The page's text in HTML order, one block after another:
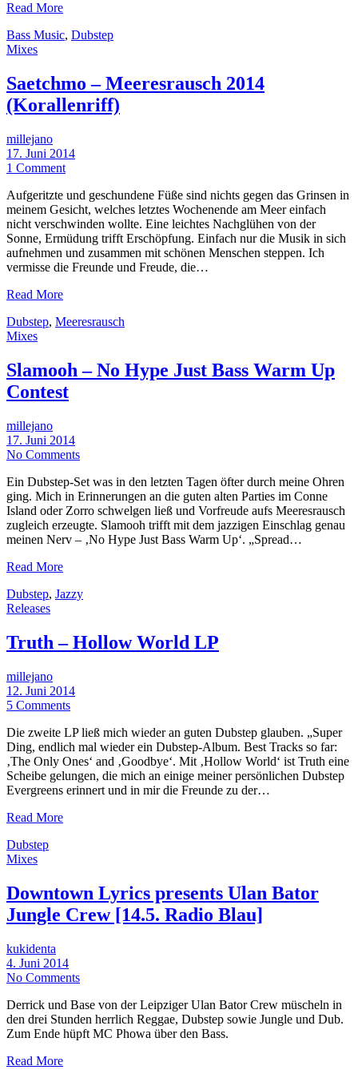
Read More
Bass Music, Dubstep
Mixes
Saetchmo – Meeresrausch 2014
(Korallenriff)
millejano
17. Juni 2014
1 Comment
Aufgeritzte und geschundene Füße sind nichts gegen das Grinsen in
meinem Gesicht, welches letztes Wochenende am Meer einfach
nicht verschwinden wollte. Eine leichtes Nachglühen von der
Sonne, Ermüdung trifft Erschöpfung. Einfach nur die Musik in sich
aufnehmen und zusammen mit schönen Menschen steppen. Ich
vermisse die Freunde und Freude, die…
Read More
Dubstep, Meeresrausch
Mixes
Slamooh – No Hype Just Bass Warm Up
Contest
millejano
17. Juni 2014
No Comments
Ein Dubstep-Set was in den letzten Tagen öfter durch meine Ohren
ging. Mich in Erinnerungen an die guten alten Parties im Conne
Island oder Zorro schwelgen ließ und Vorfreude aufs Meeresrausch
zugleich erzeugte. Slamooh trifft mit dem jazzigen Einschlag genau
meinen Nerv – ‚No Hype Just Bass Warm Up‘. „Spread…
Read More
Dubstep, Jazzy
Releases
Truth – Hollow World LP
millejano
12. Juni 2014
5 Comments
Die zweite LP ließ mich wieder an guten Dubstep glauben. „Super
Ding, endlich mal wieder ein Dubstep-Album. Best Tracks so far:
‚The Only Ones‘ and ‚Goodbye‘. Mit ‚Hollow World‘ ist Truth eine
Scheibe gelungen, die mich an einige meiner persönlichen Dubstep
Evergreens erinnert und in mir die Freunde zu der…
Read More
Dubstep
Mixes
Downtown Lyrics presents Ulan Bator
Jungle Crew [14.5. Radio Blau]
kukidenta
4. Juni 2014
No Comments
Derrick und Base von der Leipziger Ulan Bator Crew müscheln in
den drei Stunden herrlich Reggae, Dubstep sowie Jungle und Dub.
Zum Ende hüpft MC Phowa über den Bass.
Read More